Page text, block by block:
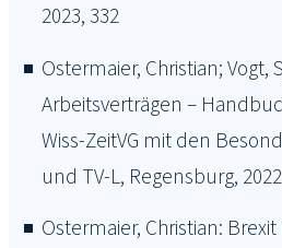
2023, 332
Ostermaier, Christian; Vogt,
Arbeitsverträgen –
Wiss-ZeitVG mit den
und TV-L, Regensburg, 2022
Ostermaier, Christian: